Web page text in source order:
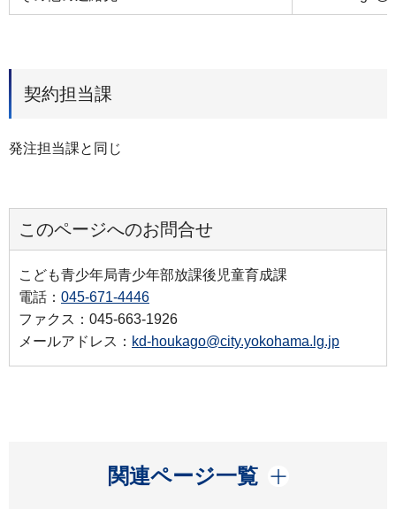
契約担当課
発注担当課と同じ
このページへのお問合せ
こども青少年局青少年部放課後児童育成課
電話： 045-671-4446
ファクス：045-663-1926
メールアドレス： kd-houkago@city.yokohama.lg.jp
関連ページ一覧
開く